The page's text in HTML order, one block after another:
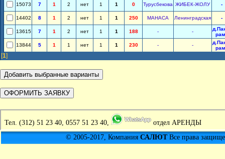
15073 7 1 2 нет 1 1 0 Турусбекова ЖИБЕК-ЖОЛУ -
14402 8 1 2 нет 1 1 250 МАНАСА Ленинградская -
13615 7 1 2 нет 1 1 188 - -
13844
5 1 1 нет 1 1 230 - -
[1]
Тел. (312) 51 23 40, 0557 51 23 40,
отдел АРЕНДЫ
© 2005-2017, Компания САЛЮТВсе права